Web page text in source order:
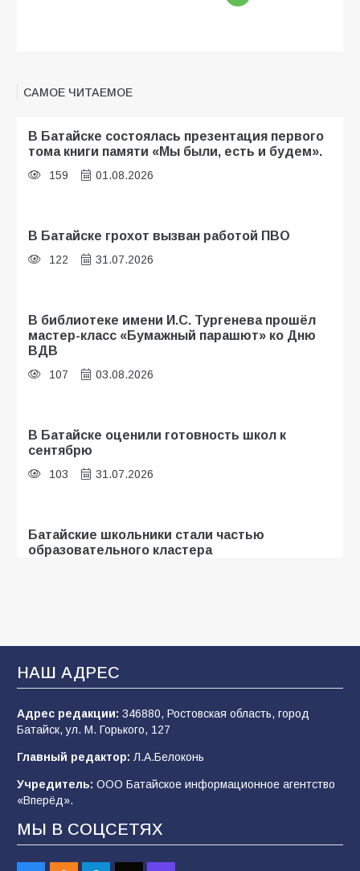
САМОЕ ЧИТАЕМОЕ
В Батайске состоялась презентация первого
тома книги памяти «Мы были, есть и будем».
159 01.08.2026
В Батайске грохот вызван работой ПВО
122 31.07.2026
В библиотеке имени И.С. Тургенева прошёл
мастер-класс «Бумажный парашют» ко Дню
ВДВ
107 03.08.2026
В Батайске оценили готовность школ к
сентябрю
103 31.07.2026
Батайские школьники стали частью
образовательного кластера
«Мобилизация или набор?» Что на самом
деле происходит в армии России в августе
«Пургу нести — не поля переходить»: почему
заявления о мобилизации — это
пропагандистский вброс
НАШ АДРЕС
Адрес редакции: 346880, Ростовская область, город
Батайск, ул. М. Горького, 127
Главный редактор: Л.А.Белоконь
Учредитель: ООО Батайское информационное агентство
«Вперёд».
МЫ В СОЦСЕТЯХ